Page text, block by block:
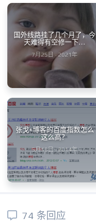
国外线路挂了几个月了，今
天难得有空修一下…
7月25日 · 2021年
张戈+博客的百度指数怎么
这么高？
5月10日 · 2014年
74 条回应